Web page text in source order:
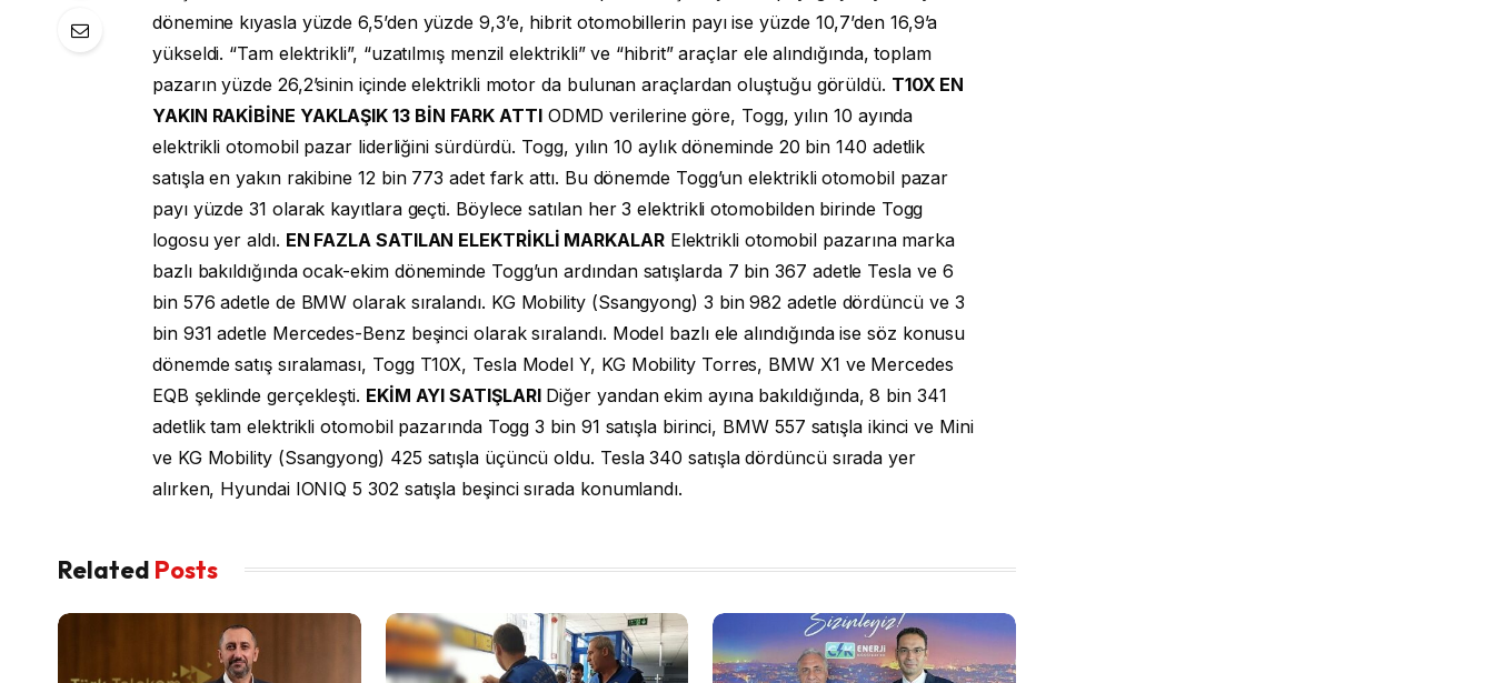
dönemine kıyasla yüzde 6,5’den yüzde 9,3’e, hibrit otomobillerin payı ise yüzde 10,7’den 16,9’a
yükseldi. “Tam elektrikli”, “uzatılmış menzil elektrikli” ve “hibrit” araçlar ele alındığında, toplam
pazarın yüzde 26,2’sinin içinde elektrikli motor da bulunan araçlardan oluştuğu görüldü. T10X EN
YAKIN RAKİBİNE YAKLAŞIK 13 BİN FARK ATTIODMD verilerine göre, Togg, yılın 10 ayında
elektrikli otomobil pazar liderliğini sürdürdü. ​​​​​​​Togg, yılın 10 aylık döneminde 20 bin 140 adetlik
satışla en yakın rakibine 12 bin 773 adet fark attı. Bu dönemde Togg’un elektrikli otomobil pazar
payı yüzde 31 olarak kayıtlara geçti. Böylece satılan her 3 elektrikli otomobilden birinde Togg
logosu yer aldı. EN FAZLA SATILAN ELEKTRİKLİ MARKALARElektrikli otomobil pazarına marka
bazlı bakıldığında ocak-ekim döneminde Togg’un ardından satışlarda 7 bin 367 adetle Tesla ve 6
bin 576 adetle de BMW olarak sıralandı. KG Mobility (Ssangyong) 3 bin 982 adetle dördüncü ve 3
bin 931 adetle Mercedes-Benz beşinci olarak sıralandı. Model bazlı ele alındığında ise söz konusu
dönemde satış sıralaması, Togg T10X, Tesla Model Y, KG Mobility Torres, BMW X1 ve Mercedes
EQB şeklinde gerçekleşti. EKİM AYI SATIŞLARIDiğer yandan ekim ayına bakıldığında, 8 bin 341
adetlik tam elektrikli otomobil pazarında Togg 3 bin 91 satışla birinci, BMW 557 satışla ikinci ve Mini
ve KG Mobility (Ssangyong) 425 satışla üçüncü oldu. Tesla 340 satışla dördüncü sırada yer
alırken, Hyundai IONIQ 5 302 satışla beşinci sırada konumlandı.
Related Posts